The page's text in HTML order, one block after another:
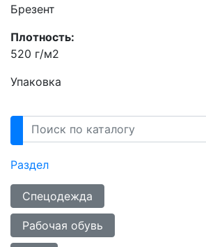
Брезент
Плотность:
520 г/м2
Упаковка
Раздел
Спецодежда
Рабочая обувь